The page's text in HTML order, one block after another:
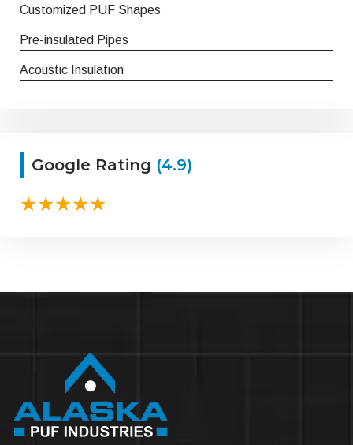
Customized PUF Shapes
Pre-insulated Pipes
Acoustic Insulation
Google Rating (4.9)